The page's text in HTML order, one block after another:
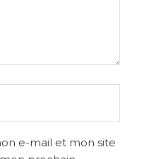
e-mail et mon site